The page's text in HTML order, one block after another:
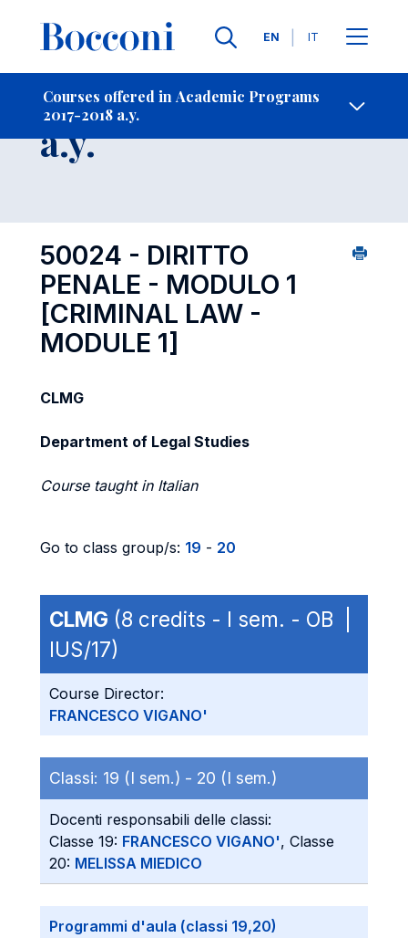
Languages
EN IT
Courses offered in Academic Programs
2017-2018 a.y.
- Contact Us
Course 2017-2018
a.y.
50024 - DIRITTO
PENALE - MODULO 1
[CRIMINAL LAW -
MODULE 1]
CLMG
Department of Legal Studies
Course taught in Italian
Go to class group/s: 19 - 20
CLMG (8 credits - I sem. - OB |
IUS/17)
Course Director:
FRANCESCO VIGANO'
Classi: 19 (I sem.) - 20 (I sem.)
Docenti responsabili delle classi:
Classe 19: FRANCESCO VIGANO', Classe
20: MELISSA MIEDICO
Programmi d'aula (classi 19,20)